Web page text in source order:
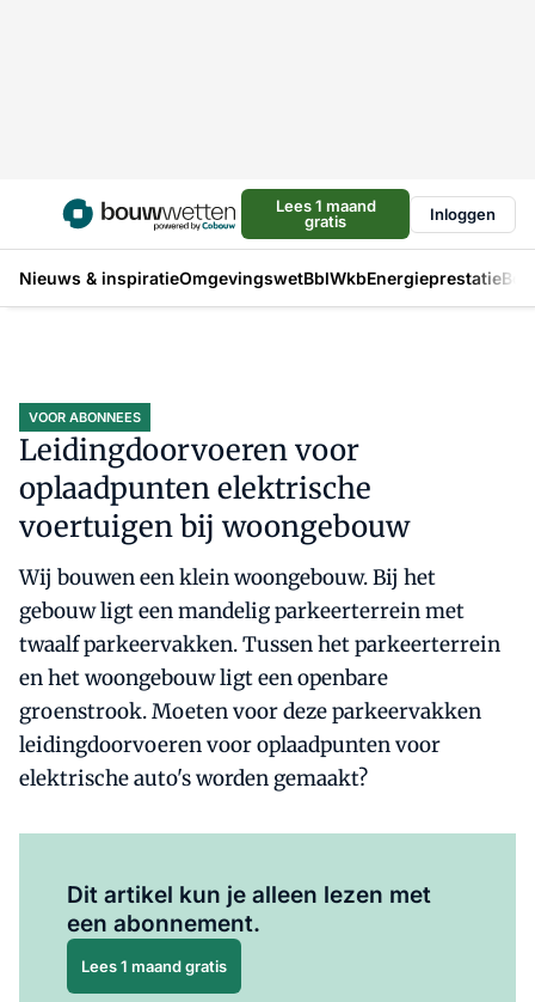
Lees 1 maand
gratis
Inloggen
Nieuws & inspiratieOmgevingswetBblWkbEnergieprestatie
VOOR ABONNEES
Leidingdoorvoeren voor
oplaadpunten elektrische
voertuigen bij woongebouw
Wij bouwen een klein woongebouw. Bij het
gebouw ligt een mandelig parkeerterrein met
twaalf parkeervakken. Tussen het parkeerterrein
en het woongebouw ligt een openbare
groenstrook. Moeten voor deze parkeervakken
leidingdoorvoeren voor oplaadpunten voor
elektrische auto's worden gemaakt?
Dit artikel kun je alleen lezen met
een abonnement.
Lees 1 maand gratis